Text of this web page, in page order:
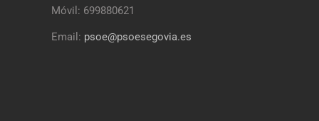
Móvil: 699880621
Email: psoe@psoesegovia.es